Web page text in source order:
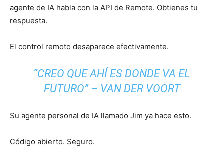
agente de IA habla con la API de Remote. Obtienes tu
respuesta.
El control remoto desaparece efectivamente.
“CREO QUE AHÍ ES DONDE VA EL
FUTURO” – VAN DER VOORT
Su agente personal de IA llamado Jim ya hace esto.
Código abierto. Seguro.